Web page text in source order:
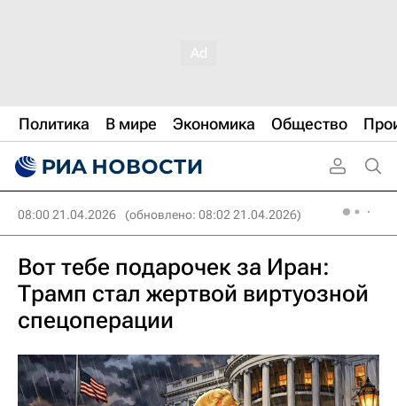
Политика В мире Экономика Общество
08:00 21.04.2026 (обновлено: 08:02 21.04.2026)
Вот тебе подарочек за Иран:
Трамп стал жертвой виртуозной
спецоперации